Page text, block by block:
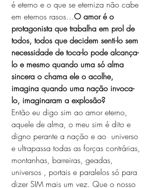
é eterno e o que se eterniza não cabe
em eternos rasos…O amor é o
protagonista que trabalha em prol de
todos, todos que decidem senti-lo sem
necessidade de toca-lo pode alcança-
lo e mesmo quando uma só alma
sincera o chama ele o acolhe,
imagina quando uma nação invoca-
lo, imaginaram a explosão?
Então eu digo sim ao amor eterno,
aquele de alma, o meu sim é dito e
digno perante a nação e ao  universo
e ultrapassa todas as forças contrárias,
montanhas, barreiras, geadas,
universos , portais e paralelos só para
dizer SIM mais um vez. Que o nosso